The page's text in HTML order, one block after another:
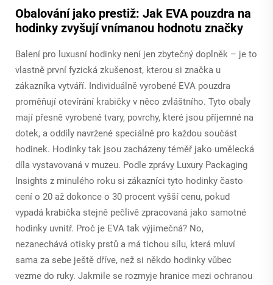
Obalování jako prestiž: Jak EVA pouzdra na
hodinky zvyšují vnímanou hodnotu značky
Balení pro luxusní hodinky není jen zbytečný doplněk – je to
vlastně první fyzická zkušenost, kterou si značka u
zákazníka vytváří. Individuálně vyrobené EVA pouzdra
proměňují otevírání krabičky v něco zvláštního. Tyto obaly
mají přesně vyrobené tvary, povrchy, které jsou příjemné na
dotek, a oddíly navržené speciálně pro každou součást
hodinek. Hodinky tak jsou zacházeny téměř jako umělecká
díla vystavovaná v muzeu. Podle zprávy Luxury Packaging
Insights z minulého roku si zákazníci tyto hodinky často
cení o 20 až dokonce o 30 procent vyšší cenu, pokud
vypadá krabička stejně pečlivě zpracovaná jako samotné
hodinky uvnitř. Proč je EVA tak výjimečná? No,
nezanechává otisky prstů a má tichou sílu, která mluví
sama za sebe ještě dříve, než si někdo hodinky vůbec
vezme do ruky. Jakmile se rozmyje hranice mezi ochranou